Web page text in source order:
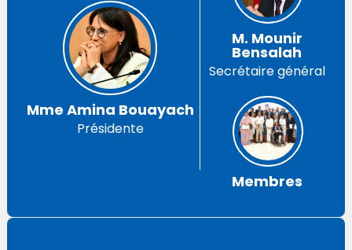
Mme Amina Bouayach
Présidente
M. Mounir
Bensalah
Secrétaire général
Membres